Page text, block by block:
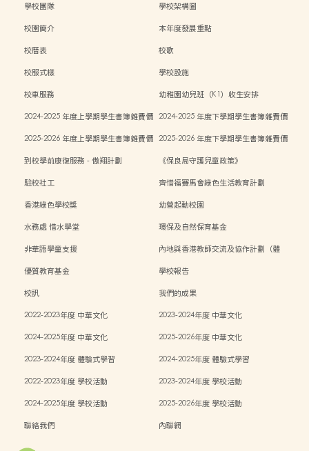
學校團隊
學校架構圖
校園簡介
本年度發展重點
校曆表
校歌
校服式樣
學校設施
校車服務
幼稚園幼兒班（K1）收生安排
2024-2025 年度上學期學生書簿雜費價 2024-2025 年度下學期學生書簿雜費價
2025-2026 年度上學期學生書簿雜費價 2025-2026 年度下學期學生書簿雜費價
到校學前康復服務 - 傲翔計劃
《保良局守護兒童政策》
駐校社工
齊惜福賽馬會綠色生活教育計劃
香港綠色學校獎
幼營起動校園
水務處 惜水學堂
環保及自然保育基金
非華語學童支援
內地與香港教師交流及協作計劃（體
優質教育基金
學校報告
校訊
我們的成果
2022-2023年度 中華文化
2023-2024年度 中華文化
2024-2025年度 中華文化
2025-2026年度 中華文化
2023-2024年度 體驗式學習
2024-2025年度 體驗式學習
2022-2023年度 學校活動
2023-2024年度 學校活動
2024-2025年度 學校活動
2025-2026年度 學校活動
聯絡我們
內聯網